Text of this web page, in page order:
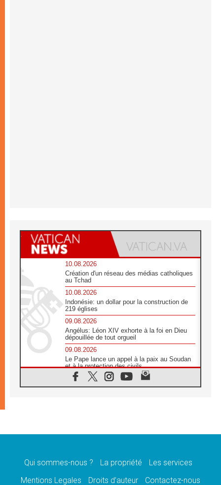
10.08.2026
Création d'un réseau des médias catholiques
au Tchad
10.08.2026
Indonésie: un dollar pour la construction de
219 églises
09.08.2026
Angélus: Léon XIV exhorte à la foi en Dieu
dépouillée de tout orgueil
09.08.2026
Le Pape lance un appel à la paix au Soudan
et à la protection des civils
09.08.2026
Déclaration d'Addis-Abeba du SCEAM sur
08.08.2026
08.08.2026
la victoire de l'amour sur la mort
Qui sommes-nous ? La propriété
Les services
Mentions Legales
Droits d’auteur Contactez-nous